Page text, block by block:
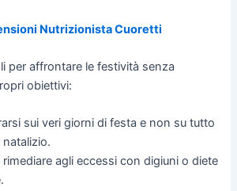
Nutrizionista Cuoretti
per affrontare le festività senza
obiettivi:
sui veri giorni di festa e non su tutto
rimediare agli eccessi con digiuni o diete